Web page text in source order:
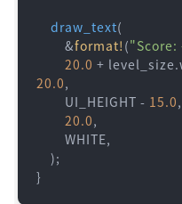
draw_text(
        &
format! ("Score:
20.0
20.0,
        UI_HEIGHT -
15.0,
20.0,
}